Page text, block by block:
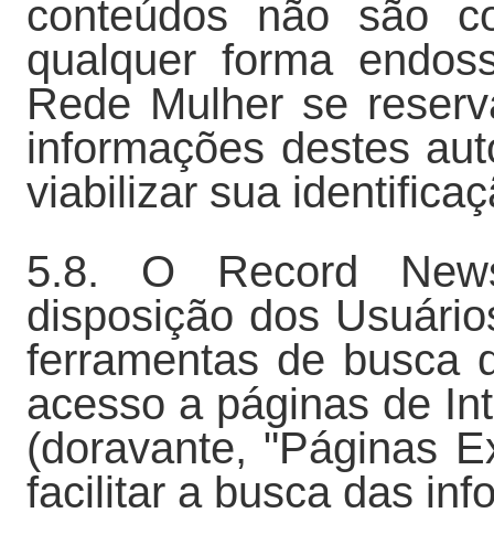
conteúdos não são
qualquer forma
Rede Mulher se
informações destes
viabilizar sua
5.8. O Record
disposição dos
ferramentas de busca
acesso a páginas de
(doravante, "Páginas
facilitar a busca das